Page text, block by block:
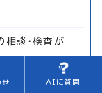
相談・検査が
せ AIに質問